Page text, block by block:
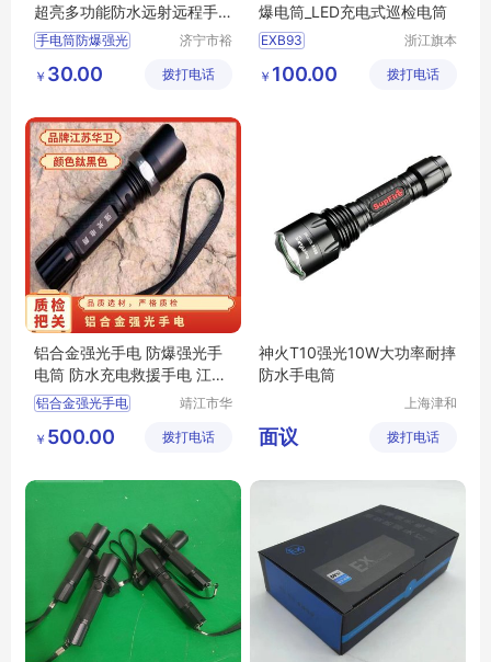
超亮多功能防水远射远程手
提led探照灯
手电筒防爆强光
济宁市裕
技有限公
￥ 30.00 拨打电话
爆电筒_LED充电式巡检电筒
EXB93
LED充电式巡检电筒
浙江旗本
公司
￥ 100.00 拨打电话
铝合金强光手电 防爆强光手
电筒 防水充电救援手电 江苏
华卫
铝合金强光手电
防水充电救援手电
靖江市华
技有限公
￥ 500.00 拨打电话
神火T10强光10W大功率耐摔
防水手电筒
上海津和
有限公司
面议 拨打电话